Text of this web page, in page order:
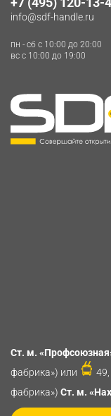
info@sdf-handle.ru
пн - сб c 10:00 до 20:00
вс c 10:00 до 19:00
Ст. м.
фабрика») или
49,
фабрика») Ст. м.